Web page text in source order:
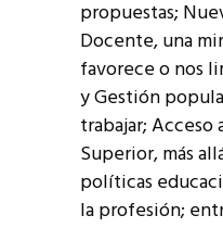
propuestas;
Docente, una
favorece o nos
y Gestión
trabajar; Acceso
Superior, más
políticas
la profesión;